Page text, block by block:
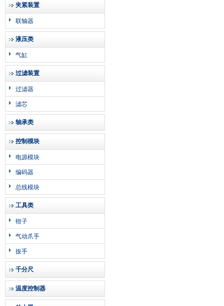
夹紧装置
联轴器
液压类
气缸
过滤装置
过滤器
滤芯
轴承类
控制模块
电源模块
编码器
总线模块
工具类
钳子
气动爪手
扳手
千分尺
温度控制器